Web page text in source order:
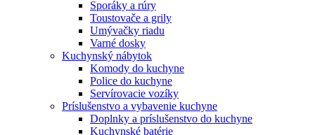
Sporáky a rúry
Toustovače a grily
Umývačky riadu
Varné dosky
Kuchynský nábytok
Komody do kuchyne
Police do kuchyne
Servírovacie vozíky
Príslušenstvo a vybavenie kuchyne
Doplnky a príslušenstvo do kuchyne
Kuchynské batérie